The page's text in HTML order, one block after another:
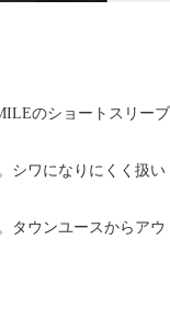
のショートスリーブ
シワになりにくく扱い
タウンユースからアウ